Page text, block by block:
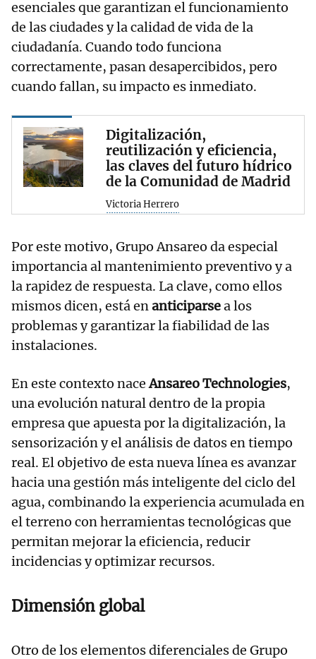
esenciales que garantizan el funcionamiento
de las ciudades y la calidad de vida de la
ciudadanía. Cuando todo funciona
correctamente, pasan desapercibidos, pero
cuando fallan, su impacto es inmediato.
Digitalización,
reutilización y eficiencia,
las claves del futuro hídrico
de la Comunidad de Madrid
Victoria Herrero
Por este motivo, Grupo Ansareo da especial
importancia al mantenimiento preventivo y a
la rapidez de respuesta. La clave, como ellos
mismos dicen, está enanticiparsea los
problemas y garantizar la fiabilidad de las
instalaciones.
En este contexto naceAnsareo Technologies,
una evolución natural dentro de la propia
empresa que apuesta por la digitalización, la
sensorización y el análisis de datos en tiempo
real. El objetivo de esta nueva línea es avanzar
hacia una gestión más inteligente del ciclo del
agua, combinando la experiencia acumulada en
el terreno con herramientas tecnológicas que
permitan mejorar la eficiencia, reducir
incidencias y optimizar recursos.
Dimensión global
Otro de los elementos diferenciales de Grupo